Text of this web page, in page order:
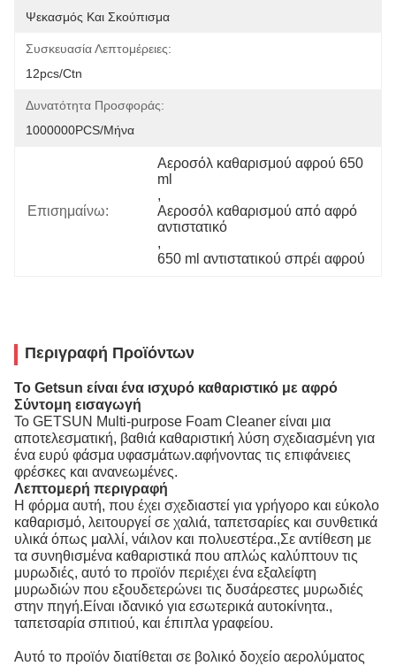
Ψεκασμός Και Σκούπισμα
Συσκευασία Λεπτομέρειες:
12pcs/ctn
Δυνατότητα Προσφοράς:
1000000PCS/μήνα
Επισημαίνω:
Αεροσόλ καθαρισμού αφρού 650
ml
,
Αεροσόλ καθαρισμού από αφρό
αντιστατικό
,
650 ml αντιστατικού σπρέι αφρού
Περιγραφή Προϊόντων
Το Getsun είναι ένα ισχυρό καθαριστικό με αφρό
Σύντομη εισαγωγή
Το GETSUN Multi-purpose Foam Cleaner είναι μια
αποτελεσματική, βαθιά καθαριστική λύση σχεδιασμένη για
ένα ευρύ φάσμα υφασμάτων.αφήνοντας τις επιφάνειες
φρέσκες και ανανεωμένες.
Λεπτομερή περιγραφή
Η φόρμα αυτή, που έχει σχεδιαστεί για γρήγορο και εύκολο
καθαρισμό, λειτουργεί σε χαλιά, ταπετσαρίες και συνθετικά
υλικά όπως μαλλί, νάιλον και πολυεστέρα.,Σε αντίθεση με
τα συνηθισμένα καθαριστικά που απλώς καλύπτουν τις
μυρωδιές, αυτό το προϊόν περιέχει ένα εξαλείφτη
μυρωδιών που εξουδετερώνει τις δυσάρεστες μυρωδιές
στην πηγή.Είναι ιδανικό για εσωτερικά αυτοκίνητα.,
ταπετσαρία σπιτιού, και έπιπλα γραφείου.
Αυτό το προϊόν διατίθεται σε βολικό δοχείο αερολύματος